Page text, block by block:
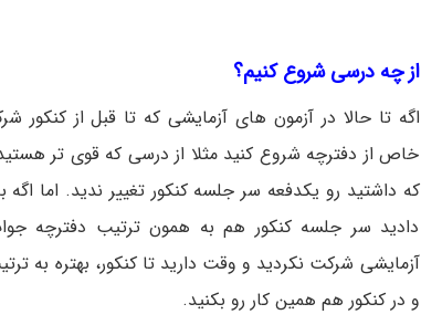
از چه درسی شروع کنیم؟
اگه تا حالا در آزمون های آزمایشی که تا قبل از
خاص از دفترچه شروع کنید مثلا از درسی که قوی تر
که داشتید رو یکدفعه سر جلسه کنکور تغییر ندید. اما
دادید سر جلسه کنکور هم به همون ترتیب دفترچه
آزمایشی شرکت نکردید و وقت دارید تا کنکور، بهتره به
و در کنکور هم همین کار رو بکنید.